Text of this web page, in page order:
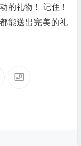
的礼物！ 记住！
能送出完美的礼